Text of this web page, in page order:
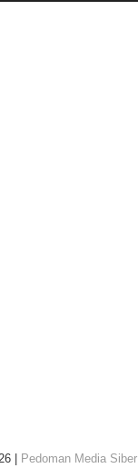
| Pedoman Media Siber